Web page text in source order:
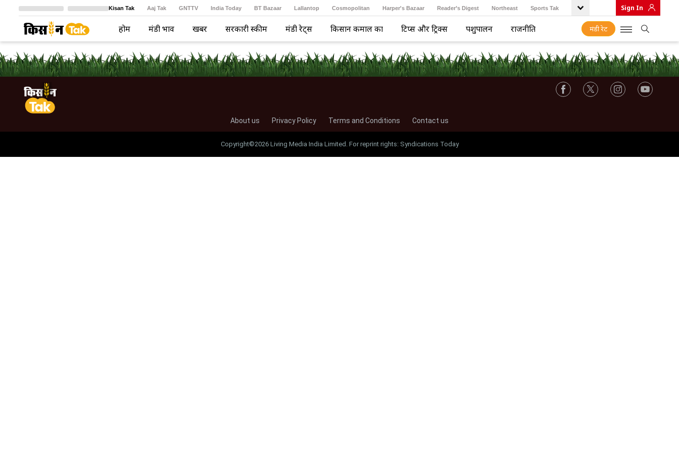
Kisan Tak Aaj Tak GNTTV India Today BT Bazaar Lallantop Cosmopolitan Harper's Bazaar Reader’s Digest Northeast Sports Tak
Crime Tak Astro Tak
Sign In
होम मंडी भाव खबरें सरकारी स्कीम मंडी रेट्स किसान कमाल का टिप्स और ट्रिक्स पशुपालन राजनीति मंडी रेट
About us Privacy Policy Terms and Conditions Contact us
Copyright©2026 Living Media India Limited. For reprint rights: Syndications Today